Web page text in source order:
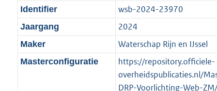
b
Identifier wsb-2024-23970
Jaargang 2024
Maker Waterschap Rijn en IJssel
Masterconfiguratie
https://repository.officiele-
overheidspublicaties.nl/
DRP-Voorlichting-Web-